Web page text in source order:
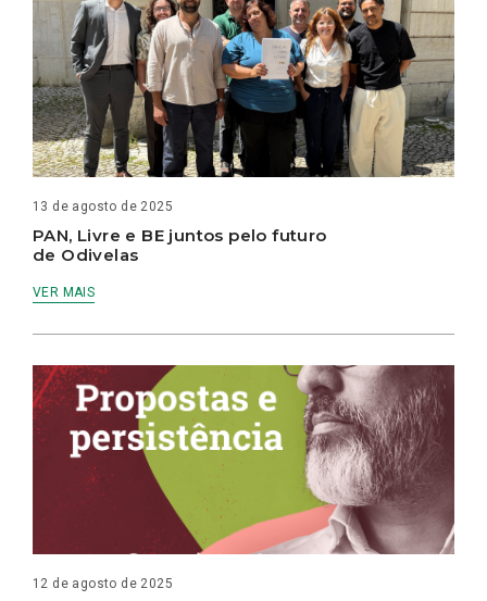
13 de agosto de 2025
PAN, Livre e BE juntos pelo futuro
de Odivelas
VER MAIS
12 de agosto de 2025